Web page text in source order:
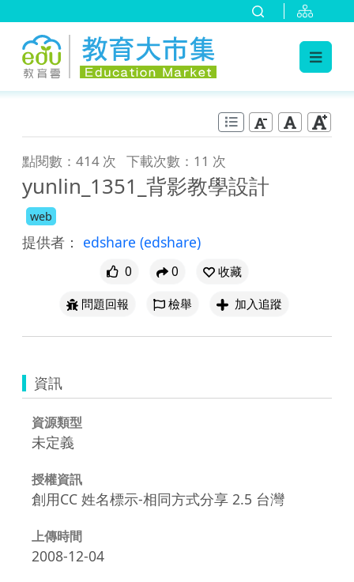
點閱數：414 次 下載次數：11 次
yunlin_1351_背影教學設計
web
提供者： edshare (edshare)
0 0
收藏
問題回報
檢舉 加入追蹤
資訊
資源類型
未定義
授權資訊
創用CC 姓名標示-相同方式分享 2.5 台灣
上傳時間
2008-12-04